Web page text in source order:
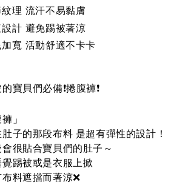
理 流汗不易黏膚
計 避免踢被著涼
寬 活動舒適不卡卡
寶貝們必備❗️捲腹褲❗️
」
子的那段布料 是超有彈性的設計！
很貼合寶貝們的肚子～
踢被或是衣服上掀
料遮擋而著涼❌